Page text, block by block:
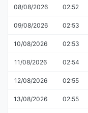
08/08/2026 02:52
09/08/2026 02:53
10/08/2026 02:53
11/08/2026 02:54
12/08/2026 02:55
13/08/2026 02:55